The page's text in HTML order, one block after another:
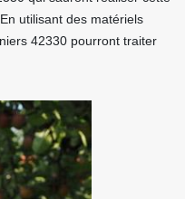
utilisant des matériels
42330 pourront traiter